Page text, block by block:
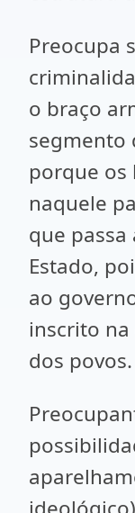
Preocupa
o braço
segmento
porque os
naquele
que
Estado,
ao
inscrito na
dos povos.